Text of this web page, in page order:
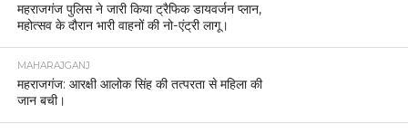
महराजगंज पुलिस ने जारी किया ट्रैफिक डायवर्जन प्लान,
महोत्सव के दौरान भारी वाहनों की नो-एंट्री लागू।
MAHARAJGANJ
महराजगंज: आरक्षी आलोक सिंह की तत्परता से महिला की
जान बची।